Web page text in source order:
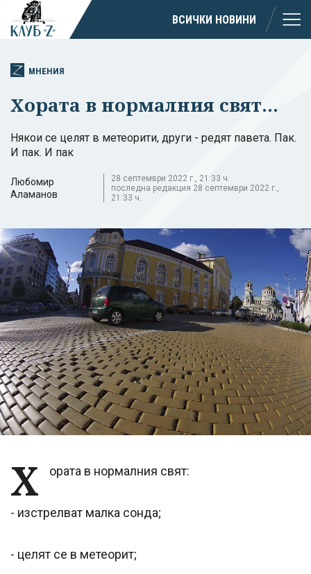
ВСИЧКИ НОВИНИ
МНЕНИЯ
Хората в нормалния свят...
Някои се целят в метеорити, други - редят павета. Пак.
И пак. И пак
Любомир
Аламанов
28 септември 2022 г., 21:33 ч.
последна редакция 28 септември 2022 г.,
21:33 ч.
Х ората в нормалния свят:
- изстрелват малка сонда;
- целят се в метеорит;